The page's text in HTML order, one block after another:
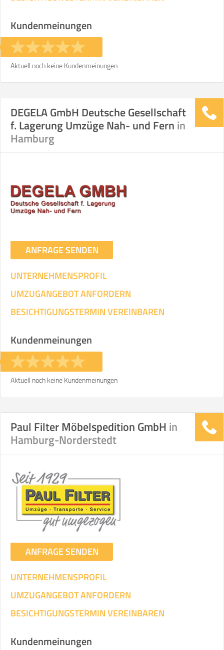
Kundenmeinungen
Aktuell noch keine Kundenmeinungen
DEGELA GmbH Deutsche Gesellschaft
f. Lagerung Umzüge Nah- und Fern in
Hamburg
ANFRAGE SENDEN
UNTERNEHMENSPROFIL
UMZUGANGEBOT ANFORDERN
BESICHTIGUNGSTERMIN VEREINBAREN
Kundenmeinungen
Aktuell noch keine Kundenmeinungen
Paul Filter Möbelspedition GmbH in
Hamburg-Norderstedt
ANFRAGE SENDEN
UNTERNEHMENSPROFIL
UMZUGANGEBOT ANFORDERN
BESICHTIGUNGSTERMIN VEREINBAREN
Kundenmeinungen